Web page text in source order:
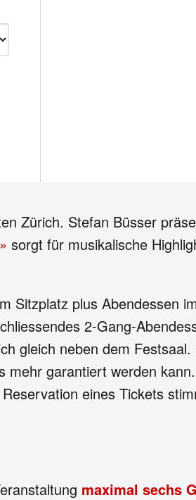
Zürich. Stefan Büsser
sorgt für musikalische
Sitzplatz plus Abendessen
2-Gang-
gleich neben dem
mehr garantiert werden
eines Tickets
maximal sechs